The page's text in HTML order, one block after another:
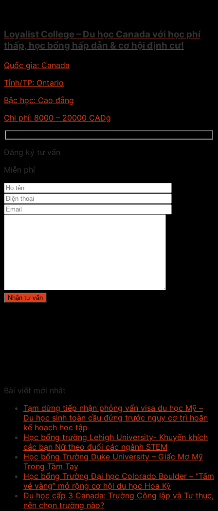
Loyalist College – Du học Canada với học phí
thấp, học bổng hấp dẫn & cơ hội định cư!
Quốc gia: Canada
Tỉnh/TP: Ontario
Bậc học: Cao đẳng
Chi phí: 8000 – 20000 CADg
Đăng ký tư vấn
Miễn phí
Bài viết mới nhât
Tạm dừng tiếp nhận phỏng vấn visa du học Mỹ –
Du học sinh toàn cầu đứng trước nguy cơ trì hoãn
kế hoạch học tập
Học bổng trường Lehigh University- Khuyến khích
các bạn Nữ theo đuổi các ngành STEM
Học bổng Trường Duke University – Giấc Mơ Mỹ
Trong Tầm Tay
Học bổng Trường Đại học Colorado Boulder – “Tấm
vé vàng” mở rộng cơ hội du học Hoa Kỳ
Du học cấp 3 Canada: Trường Công lập và Tư thục,
nên chọn trường nào?